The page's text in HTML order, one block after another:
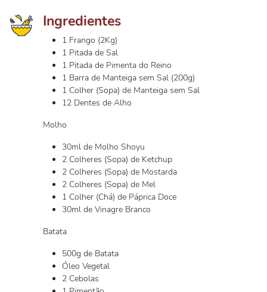
Ingredientes
1 Frango (2Kg)
1 Pitada de Sal
1 Pitada de Pimenta do Reino
1 Barra de Manteiga sem Sal (200g)
1 Colher (Sopa) de Manteiga sem Sal
12 Dentes de Alho
Molho
30ml de Molho Shoyu
2 Colheres (Sopa) de Ketchup
2 Colheres (Sopa) de Mostarda
2 Colheres (Sopa) de Mel
1 Colher (Chá) de Páprica Doce
30ml de Vinagre Branco
Batata
500g de Batata
Óleo Vegetal
2 Cebolas